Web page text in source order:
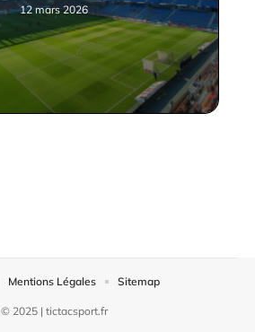
12 mars 2026
© 2025 | tictacsport.fr
Mentions Légales Sitemap